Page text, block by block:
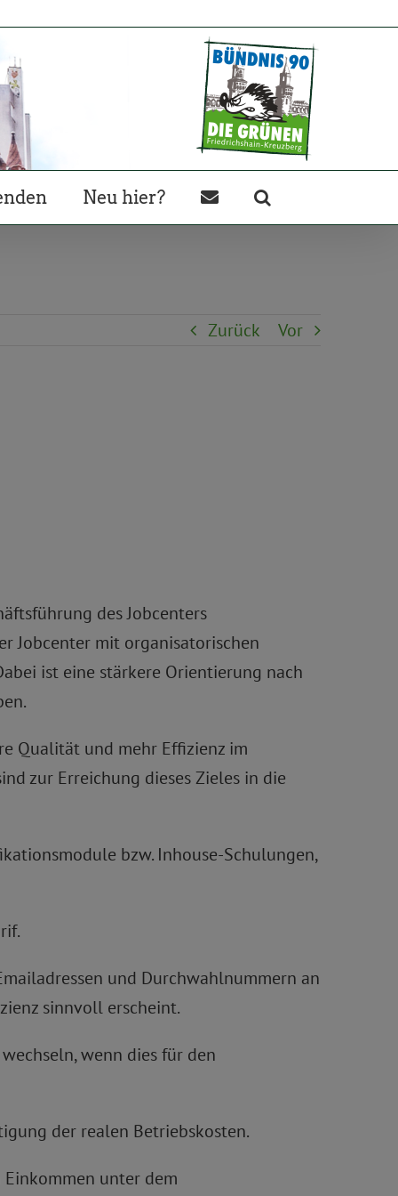
Neu hier?
Zurück Vor
des Jobcenters
Jobcenter mit organisatorischen
ist eine stärkere Orientierung nach
Qualität und mehr Effizienz im
zur Erreichung dieses Zieles in die
bzw. Inhouse-Schulungen,
und Durchwahlnummern an
sinnvoll erscheint.
wenn dies für den
der realen Betriebskosten.
unter dem